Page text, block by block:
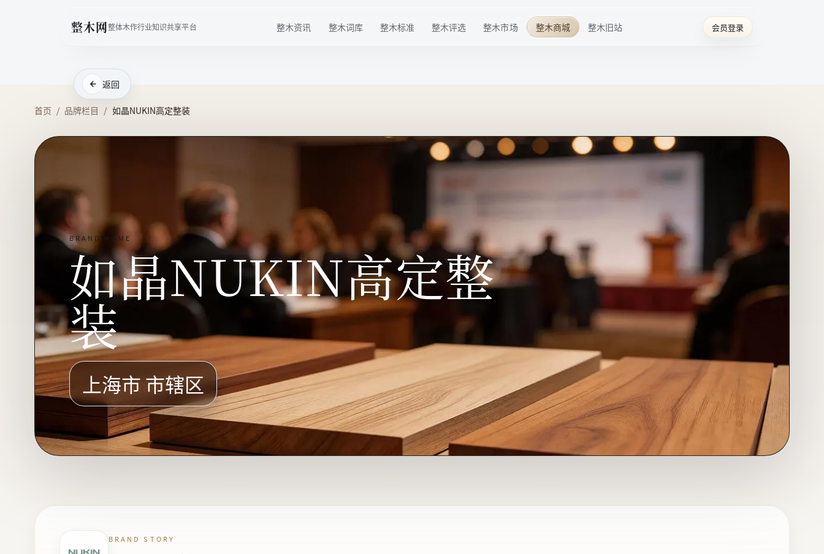
整木网整体木作行业知识共享平台 整木资讯 整木词库 整木标准 整木评选 整木市场 整木商城 整木旧站 会员登录
返回
首页 / 品牌栏目 / 如晶NUKIN高定整装
BRAND HOME
如晶NUKIN高定整
装
上海市 市辖区
BRAND STORY